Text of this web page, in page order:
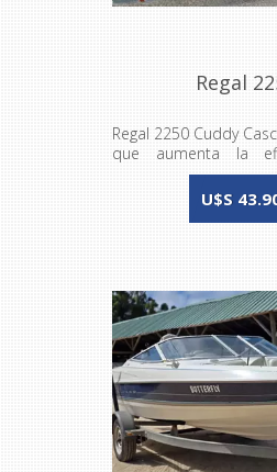
Regal
Regal 2250 Cuddy
que aumenta la
velocidad final.
U$S